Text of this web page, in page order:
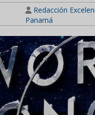
Redacción
Panamá